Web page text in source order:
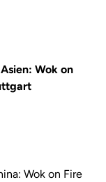
Wok on
Wok on Fire